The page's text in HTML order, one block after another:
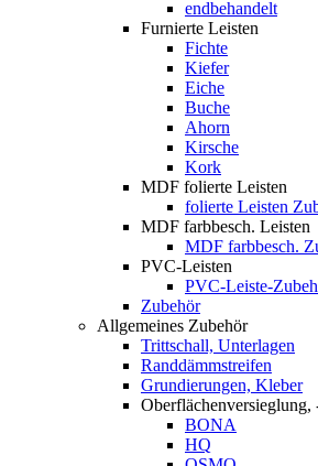
endbehandelt
Furnierte Leisten
Fichte
Kiefer
Eiche
Buche
Ahorn
Kirsche
Kork
MDF folierte Leisten
folierte Leisten
MDF farbbesch. Leisten
MDF farbbesch.
PVC-Leisten
PVC-Leiste-
Zubehör
Allgemeines Zubehör
Trittschall, Unterlagen
Randdämmstreifen
Grundierungen, Kleber
Oberflächenversieglung,
BONA
HQ